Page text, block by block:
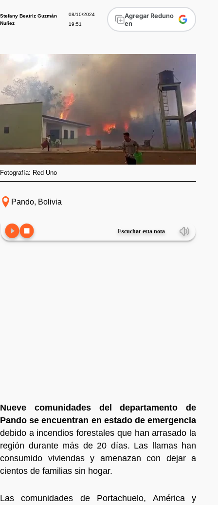
Stefany Beatriz Guzmán
Nuñez
08/10/2024
19:51
Agregar Reduno
en
Fotografía: Red Uno
Pando, Bolivia
Escuchar esta nota
Nueve comunidades del departamento de
Pando se encuentran en estado de emergencia
debido a incendios forestales que han arrasado la
región durante más de 20 días. Las llamas han
consumido viviendas y amenazan con dejar a
cientos de familias sin hogar.
Las comunidades de Portachuelo, América y